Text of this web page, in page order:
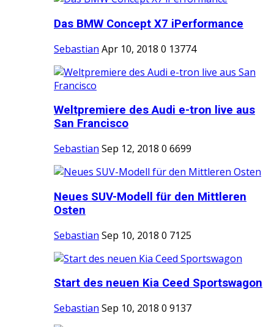
Das BMW Concept X7 iPerformance
Sebastian Apr 10, 2018 0 13774
Weltpremiere des Audi e-tron live aus
San Francisco
Sebastian Sep 12, 2018 0 6699
Neues SUV-Modell für den Mittleren
Osten
Sebastian Sep 10, 2018 0 7125
Start des neuen Kia Ceed Sportswagon
Sebastian Sep 10, 2018 0 9137